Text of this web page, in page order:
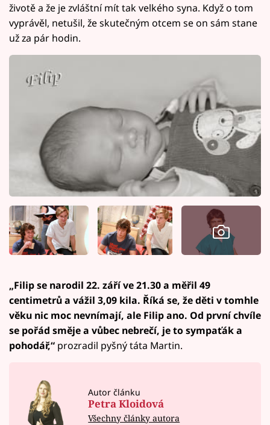
životě a že je zvláštní mít tak velkého syna. Když o tom
vyprávěl, netušil, že skutečným otcem se on sám stane
už za pár hodin.
„Filip se narodil 22. září ve 21.30 a měřil 49
centimetrů a vážil 3,09 kila. Říká se, že děti v tomhle
věku nic moc nevnímají, ale Filip ano. Od první chvíle
se pořád směje a vůbec nebrečí, je to sympaťák a
pohodář,“ prozradil pyšný táta Martin.
Autor článku
Petra Kloidová
Všechny články autora